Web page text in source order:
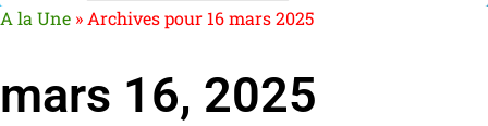
A la Une »Archives pour 16 mars 2025
mars 16, 2025